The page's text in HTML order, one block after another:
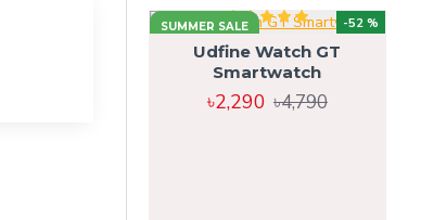
SUMMER SALE -52 %
Udfine Watch GT
Smartwatch
৳2,290 ৳4,790